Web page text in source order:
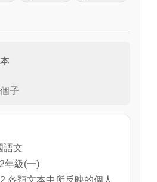
子
語文
年級(一)
各類文本中所反映的個人